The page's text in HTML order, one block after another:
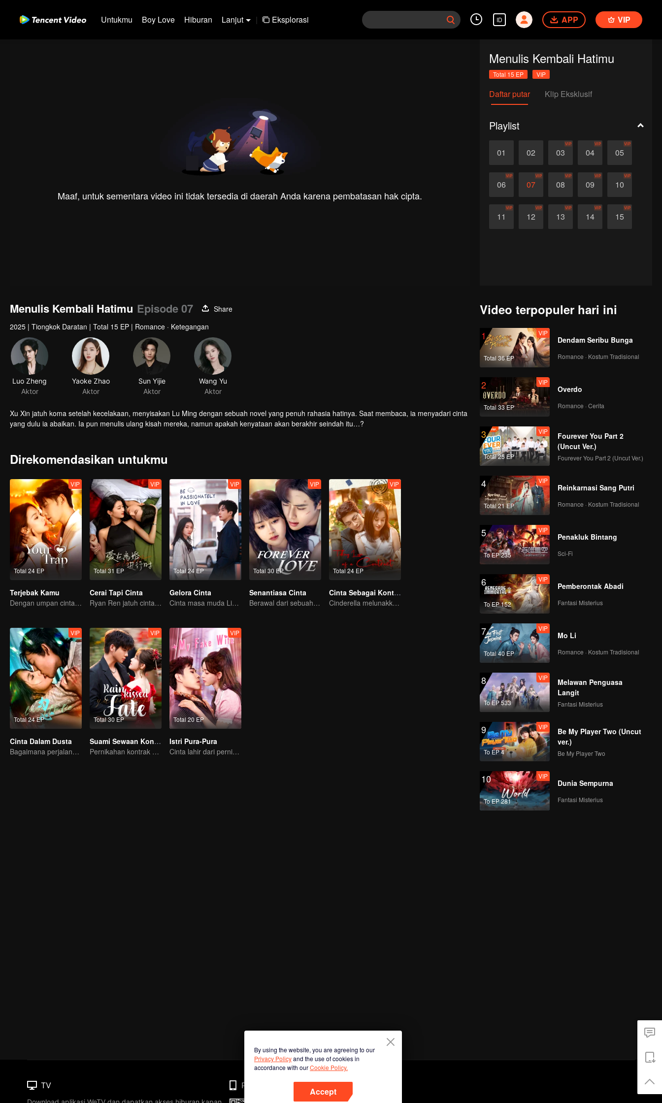
Untukmu Boy Love Hiburan Lanjut | Eksplorasi ID APP VIP
Maaf, untuk sementara video ini tidak tersedia di daerah Anda karena pembatasan hak cipta.
Menulis Kembali Hatimu
Total 15 EP VIP
Daftar putar Klip Eksklusif
Playlist
01 02 03
VIP
04
VIP
05
VIP
06
VIP
07
VIP
08
VIP
09
VIP
10
VIP
11
VIP
12
VIP
13
VIP
14
VIP
15
VIP
Menulis Kembali Hatimu Episode 07
Share
2025 | Tiongkok Daratan | Total 15 EP | Romance · Ketegangan
Luo Zheng
Aktor
Yaoke Zhao
Aktor
Sun Yijie
Aktor
Wang Yu
Aktor
Xu Xin jatuh koma setelah kecelakaan, menyisakan Lu Ming dengan sebuah novel yang penuh rahasia hatinya. Saat membaca, ia menyadari cinta
yang dulu ia abaikan. Ia pun menulis ulang kisah mereka, namun apakah kenyataan akan berakhir seindah itu…?
Direkomendasikan untukmu
Total 24 EP
VIP
Terjebak Kamu
Dengan umpan cinta, memancingmu jatuh ke jebakan
Total 31 EP
VIP
Cerai Tapi Cinta
Ryan Ren jatuh cinta setelah gugat cerai Istrinya?!
Total 24 EP
VIP
Gelora Cinta
Cinta masa muda Liu Hao Cun & Wang An Yu
Total 30 EP
VIP
Senantiasa Cinta
Berawal dari sebuah ciuman
Total 24 EP
VIP
Cinta Sebagai Kontrak
Cinderella melunakkan hati Pak CEO
Total 24 EP
VIP
Cinta Dalam Dusta
Bagaimana perjalana pelukis misterius balas dendam?
Total 30 EP
VIP
Suami Sewaan Konglomerat
Pernikahan kontrak Dai Gao Zheng & Chen Fang Tong bakal langgeng ga ya?
Total 20 EP
VIP
Istri Pura-Pura
Cinta lahir dari pernikahan pura-pura
Video terpopuler hari ini
1
Total 36 EP
VIP
Dendam Seribu Bunga
Romance · Kostum Tradisional
2
Total 33 EP
VIP
Overdo
Romance · Cerita
3
Total 25 EP
VIP
Fourever You Part 2
(Uncut Ver.)
Fourever You Part 2 (Uncut Ver.)
4
Total 21 EP
VIP
Reinkarnasi Sang Putri
Romance · Kostum Tradisional
5
To EP 235
VIP
Penakluk Bintang
Sci-Fi
6
To EP 152
VIP
Pemberontak Abadi
Fantasi Misterius
7
Total 40 EP
VIP
Mo Li
Romance · Kostum Tradisional
8
To EP 533
VIP
Melawan Penguasa
Langit
Fantasi Misterius
9
To EP 4
VIP
Be My Player Two (Uncut
ver.)
Be My Player Two
10
To EP 281
VIP
Dunia Sempurna
Fantasi Misterius
By using the website, you are agreeing to our
Privacy Policyand the use of cookies in
accordance with ourCookie Policy.
Accept
TV Phone